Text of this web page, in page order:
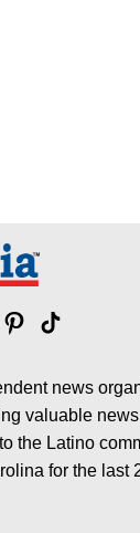
Pinterest
Tik
news
valuable
the Latino
for the last